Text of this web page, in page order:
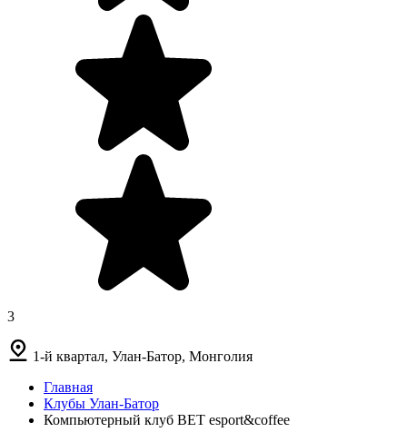
3
1-й квартал, Улан-Батор, Монголия
Главная
Клубы Улан-Батор
Компьютерный клуб BET esport&coffee